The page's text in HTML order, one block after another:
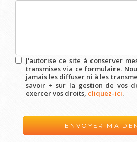
J'autorise ce site à conserver
transmises via ce formulaire.
jamais les diffuser ni à les
savoir + sur la gestion de vos
exercer vos droits, cliquez-ici.
ENVOYER MA